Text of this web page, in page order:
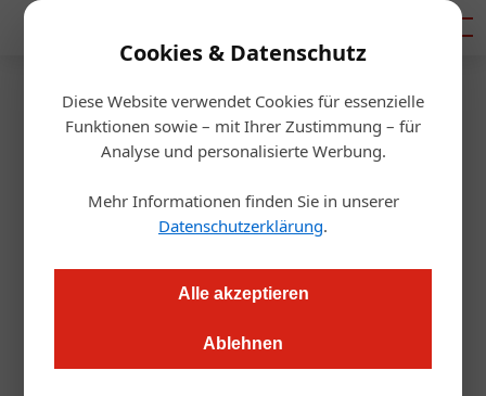
Cookies & Datenschutz
Diese Website verwendet Cookies für essenzielle
Funktionen sowie – mit Ihrer Zustimmung – für
Analyse und personalisierte Werbung.
Mehr Informationen finden Sie in unserer
Datenschutzerklärung.
Alle akzeptieren
Ablehnen
Startseite/Gastro & Hotel
Rumfestival 2024: Wien wird
wieder zur Rum-Hauptstadt
Das ehrwürdige Gemäuer der Ottakringer Brauerei
verwandelt sich am 20. und 21. September 2024 in einen